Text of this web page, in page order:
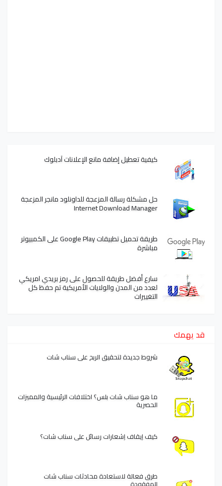
كيفية تعطيل إضافة مانع الإعلانات آدبلوك
حل مشكلة رسالة المزعجة للداونلود مانجر المزعجة
Internet Download Manager
طريقة تحميل تطبيقات Google Play على الكمبيوتر
مباشرة
سارع أفضل طريقة للحصول على رمز بريدي امريكي
لعدد من المدن والولايات الأمريكية تم حفظ كل
التغييرات
قد يهمك
شروط جديدة لتحقيق الربح على سناب شات
ما هو سناب شات بلس؟ اختلافات الرئيسية والمميزات
الحصرية
كيف إيقاف إشعارات رسائل على سناب شات؟
طرق فعالة لاستعادة محادثات سناب شات